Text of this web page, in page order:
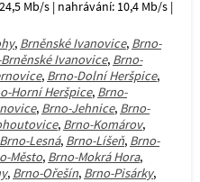
Mb/s | nahrávání: 10,4 Mb/s |
, Brněnské Ivanovice, Brno-
Ivanovice, Brno-
, Brno-Dolní Heršpice,
Horní Heršpice, Brno-
, Brno-Jehnice, Brno-
, Brno-Komárov,
Brno-Lesná, Brno-Líšeň, Brno-
Město, Brno-Mokrá Hora,
, Brno-Ořešín, Brno-Pisárky,